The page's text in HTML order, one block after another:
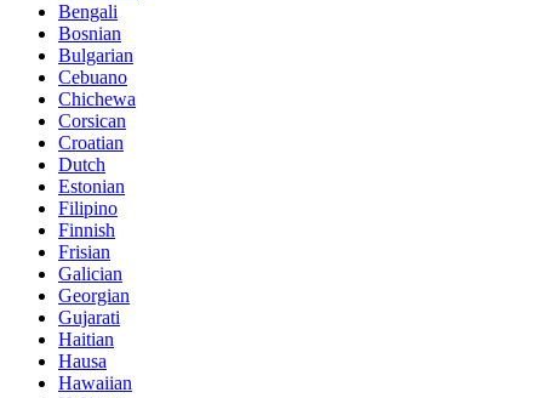
Bengali
Bosnian
Bulgarian
Cebuano
Chichewa
Corsican
Croatian
Dutch
Estonian
Filipino
Finnish
Frisian
Galician
Georgian
Gujarati
Haitian
Hausa
Hawaiian